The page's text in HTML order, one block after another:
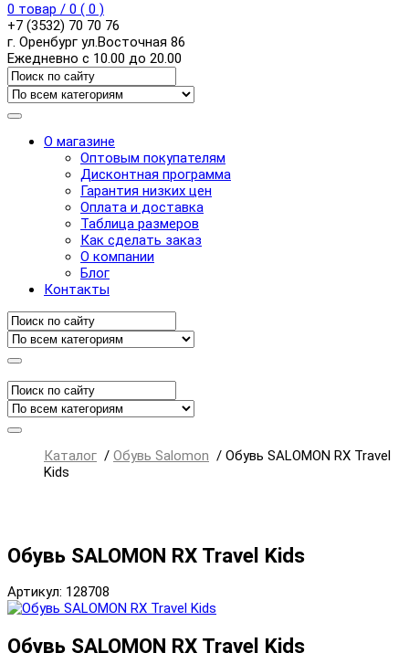
0 товар / 0 ( 0 )
+7 (3532) 70 70 76
г. Оренбург ул.Восточная 86
Ежедневно с 10.00 до 20.00
О магазине
Оптовым покупателям
Дисконтная программа
Гарантия низких цен
Оплата и доставка
Таблица размеров
Как сделать заказ
О компании
Блог
Контакты
Каталог / Обувь Salomon / Обувь SALOMON RX Travel
Kids
Обувь SALOMON RX Travel Kids
Артикул: 128708
Обувь SALOMON RX Travel Kids